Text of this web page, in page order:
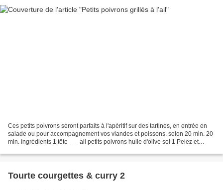
Ces petits poivrons seront parfaits à l'apéritif sur des tartines, en entrée en
salade ou pour accompagnement vos viandes et poissons. selon 20 min. 20
min. Ingrédients 1 tête - - - ail petits poivrons huile d'olive sel 1 Pelez et
Tourte courgettes & curry 2